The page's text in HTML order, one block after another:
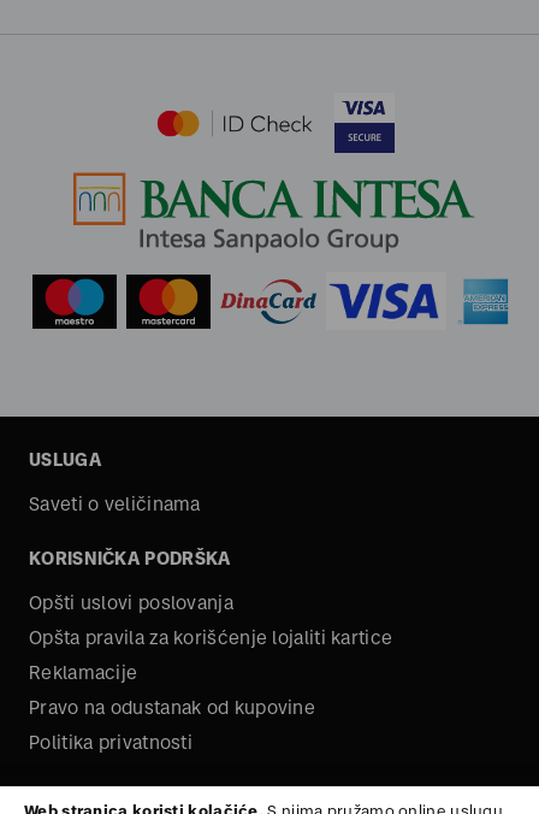
USLUGA
Saveti o veličinama
KORISNIČKA PODRŠKA
Opšti uslovi poslovanja
Opšta pravila za korišćenje lojaliti kartice
Reklamacije
Pravo na odustanak od kupovine
Politika privatnosti